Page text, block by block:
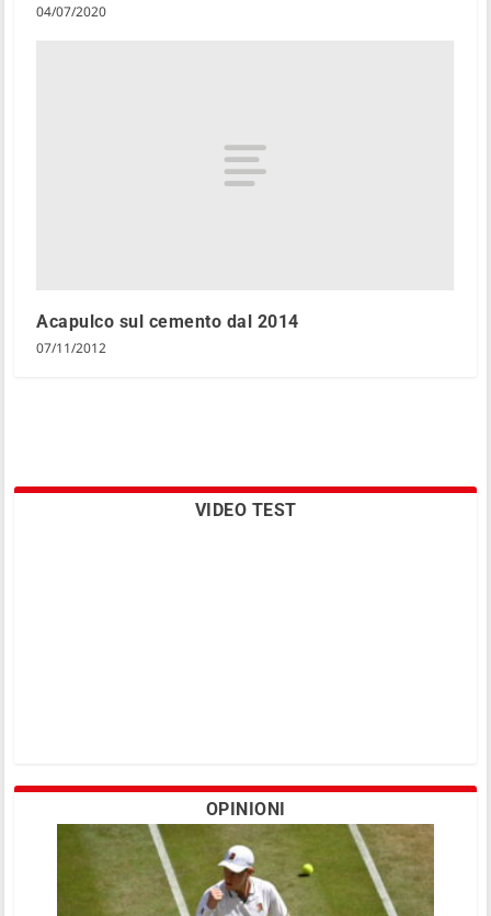
04/07/2020
Acapulco sul cemento dal 2014
07/11/2012
VIDEO TEST
OPINIONI